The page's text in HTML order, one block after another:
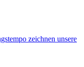
zeichnen unsere